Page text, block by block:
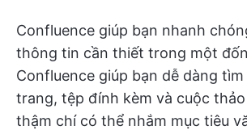
Confluence giúp bạn nhanh
thông tin cần thiết trong một
Confluence giúp bạn dễ dàng
trang, tệp đính kèm và cuộc thảo
thậm chí có thể nhắm mục tiêu